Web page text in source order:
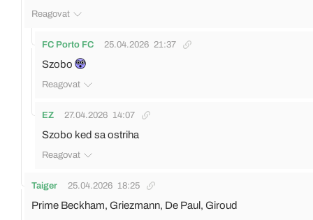
Reagovat
FC Porto FC 25.04.2026 21:37
Szobo
Reagovat
EZ 27.04.2026 14:07
Szobo ked sa ostriha
Reagovat
Taiger 25.04.2026 18:25
Prime Beckham, Griezmann, De Paul, Giroud